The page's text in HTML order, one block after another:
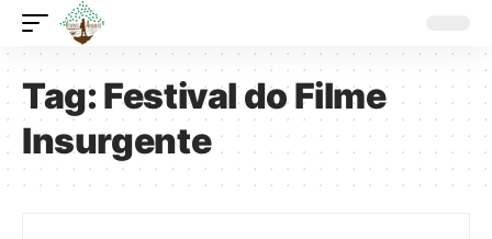
Tag:Festival do Filme
Insurgente